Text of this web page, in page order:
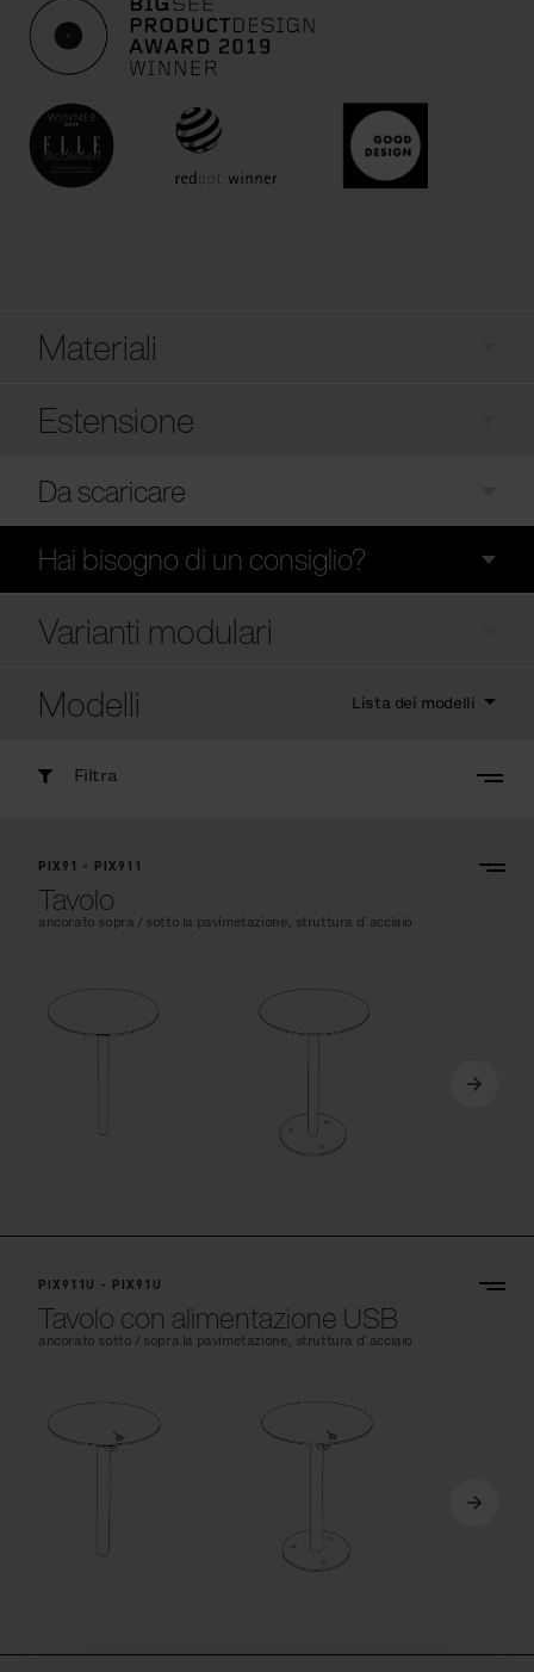
Materiali
Estensione
Da scaricare
Hai bisogno di un consiglio?
Varianti modulari
Modelli
Lista dei modelli
Filtra
PIX91 - PIX911
Tavolo
ancorato sopra / sotto la pavimetazione, struttura d´acciaio
PIX911U - PIX91U
Tavolo con alimentazione USB
ancorato sotto / sopra la pavimetazione, struttura d´acciaio